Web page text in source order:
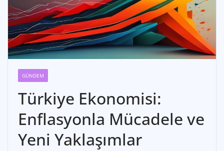
GÜNDEM
Türkiye Ekonomisi:
Enflasyonla Mücadele ve
Yeni Yaklaşımlar